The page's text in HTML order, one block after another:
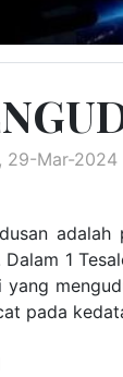
29-Mar-2024
Dalam 1
yang
pada